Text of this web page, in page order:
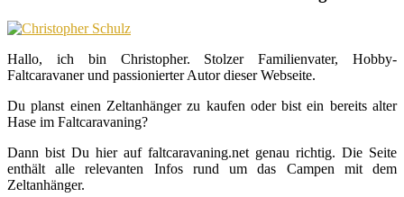
Hallo, ich bin Christopher. Stolzer Familienvater, Hobby-
Faltcaravaner und passionierter Autor dieser Webseite.
Du planst einen Zeltanhänger zu kaufen oder bist ein bereits alter
Hase im Faltcaravaning?
Dann bist Du hier auf faltcaravaning.net genau richtig. Die Seite
enthält alle relevanten Infos rund um das Campen mit dem
Zeltanhänger.